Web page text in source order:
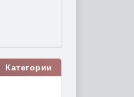
Категории